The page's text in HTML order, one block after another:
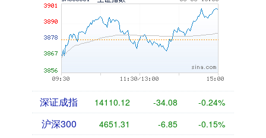
深证成指 14110.12 -34.08 -0.24%
沪深300 4651.31 -6.85 -0.15%